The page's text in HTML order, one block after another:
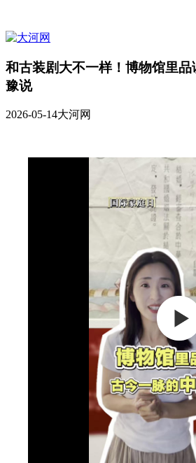
和古装剧大不一样！博物馆里品
豫说
2026-05-14大河网